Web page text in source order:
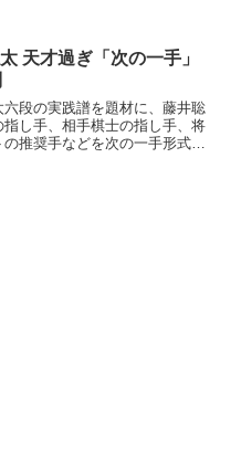
天才過ぎ「次の一手」
六段の実践譜を題材に、藤井聡
指し手、相手棋士の指し手、将
推奨手などを次の一手形式に